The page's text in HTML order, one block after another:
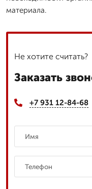
материала.
Не хотите считать?
Заказать
+7 931 12-84-68